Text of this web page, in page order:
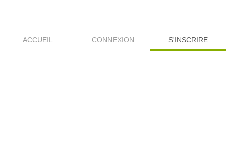
ACCUEIL CONNEXION S'INSCRIRE